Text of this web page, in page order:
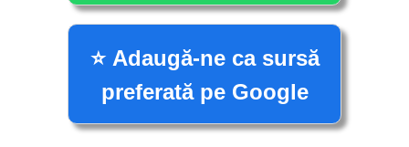
⭐ Adaugă-ne ca sursă
preferată pe Google